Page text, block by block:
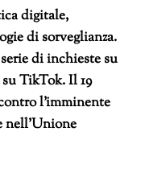
digitale,
di sorveglianza.
di inchieste su
TikTok. Il 19
l’imminente
nell’Unione